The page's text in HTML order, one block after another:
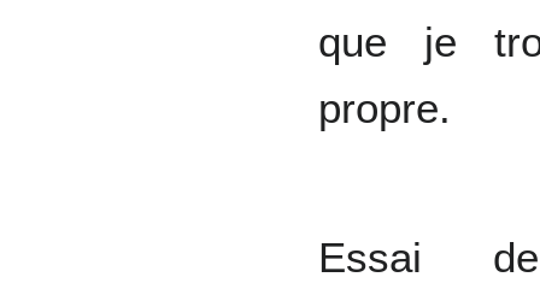
que je
propre.
Essai